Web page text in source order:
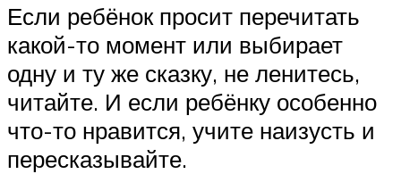
Если ребёнок просит перечитать
какой-то момент или выбирает
одну и ту же сказку, не ленитесь,
читайте. И если ребёнку особенно
что-то нравится, учите наизусть и
пересказывайте.